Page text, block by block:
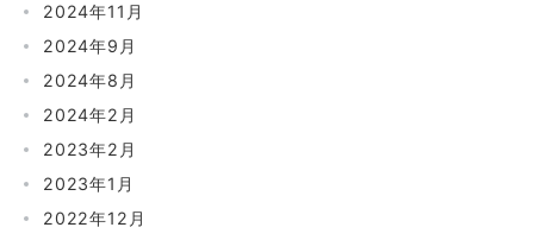
2024年11月
2024年9月
2024年8月
2024年2月
2023年2月
2023年1月
2022年12月